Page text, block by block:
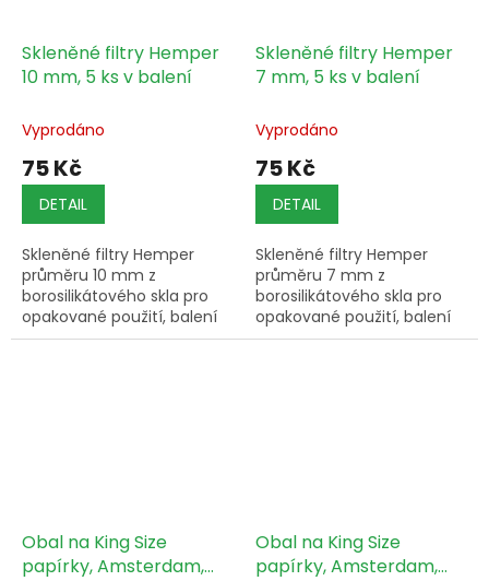
Skleněné filtry Hemper
10 mm, 5 ks v balení
Vyprodáno
75 Kč
DETAIL
Skleněné filtry Hemper
průměru 10 mm z
borosilikátového skla pro
opakované použití, balení
obsahuje 5 kusů, vhodné
Skleněné filtry Hemper
7 mm, 5 ks v balení
Vyprodáno
75 Kč
DETAIL
Skleněné filtry Hemper
průměru 7 mm z
borosilikátového skla pro
opakované použití, balení
obsahuje 5 kusů, vhodné
Obal na King Size
papírky, Amsterdam,
Obal na King Size
papírky, Amsterdam,